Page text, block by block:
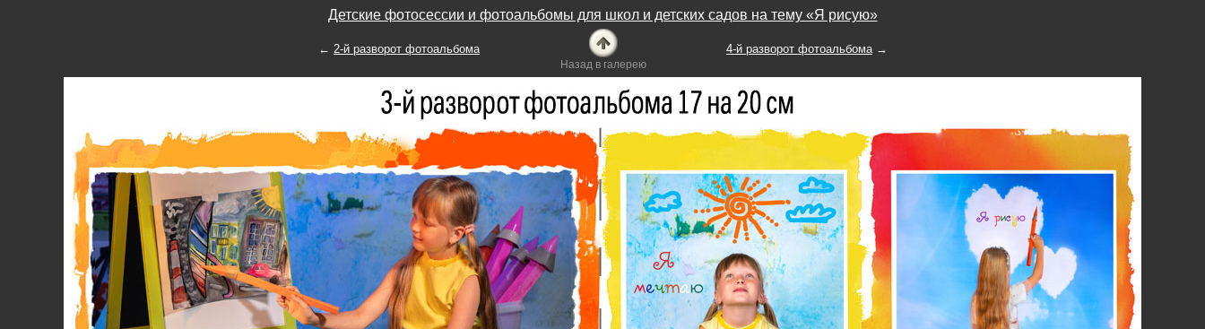
Детские фотосессии и фотоальбомы для школ и детских садов на тему «Я рисую»
← 2-й разворот фотоальбома
Назад в галерею
4-й разворот фотоальбома→